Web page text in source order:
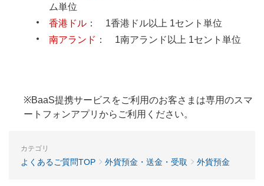
ム単位
香港ドル ： 1香港ドル以上 1セント単位
南アランド ： 1南アランド以上 1セント単位
※BaaS提携サービスをご利用のお客さまは専用のスマ
ートフォンアプリからご利用ください。
カテゴリ
よくあるご質問TOP 外貨預金・送金・受取 外貨預金